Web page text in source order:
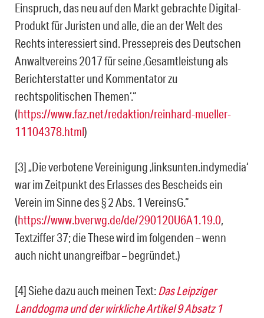
Einspruch, das neu auf den Markt gebrachte Digital-
Produkt für Juristen und alle, die an der Welt des
Rechts interessiert sind. Pressepreis des Deutschen
Anwaltvereins 2017 für seine ‚Gesamtleistung als
Berichterstatter und Kommentator zu
rechtspolitischen Themen‘.“
(https://www.faz.net/redaktion/reinhard-mueller-
11104378.html)
[3] „Die verbotene Vereinigung ‚linksunten.indymedia‘
war im Zeitpunkt des Erlasses des Bescheids ein
Verein im Sinne des § 2 Abs. 1 VereinsG.“
(https://www.bverwg.de/de/290120U6A1.19.0,
Textziffer 37; die These wird im folgenden – wenn
auch nicht unangreifbar – begründet.)
[4] Siehe dazu auch meinen Text:Das Leipziger
Landdogma und der wirkliche Artikel 9 Absatz 1